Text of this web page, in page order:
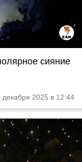
сияние
декабря 2025 в 12:44